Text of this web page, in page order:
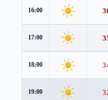
16:00
17:00
18:00
19:00